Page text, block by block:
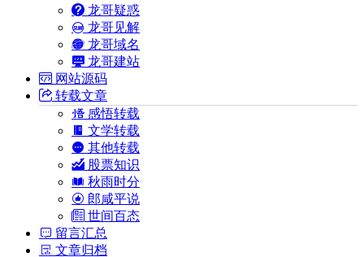
龙哥疑惑
龙哥见解
龙哥域名
龙哥建站
网站源码
转载文章
感悟转载
文学转载
其他转载
股票知识
秋雨时分
郎咸平说
世间百态
留言汇总
文章归档